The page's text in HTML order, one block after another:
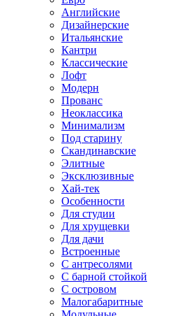
Английские
Дизайнерские
Итальянские
Кантри
Классические
Лофт
Модерн
Прованс
Неоклассика
Минимализм
Под старину
Скандинавские
Элитные
Эксклюзивные
Хай-тек
Особенности
Для студии
Для хрущевки
Для дачи
Встроенные
С антресолями
С барной стойкой
С островом
Малогабаритные